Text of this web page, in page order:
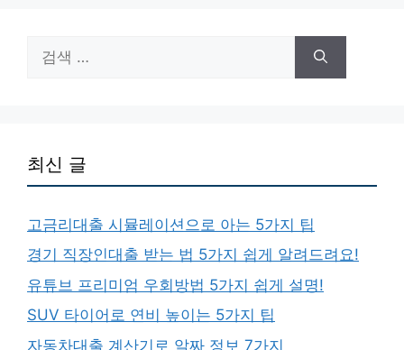
색:
최신 글
고금리대출 시뮬레이션으로 아는 5가지 팁
경기 직장인대출 받는 법 5가지 쉽게 알려드려요!
유튜브 프리미엄 우회방법 5가지 쉽게 설명!
SUV 타이어로 연비 높이는 5가지 팁
자동차대출 계산기로 알짜 정보 7가지